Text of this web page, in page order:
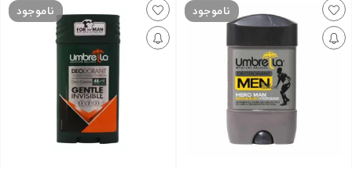
ناموجود ناموجود